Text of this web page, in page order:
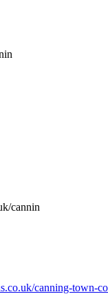
cannin
canning-town-